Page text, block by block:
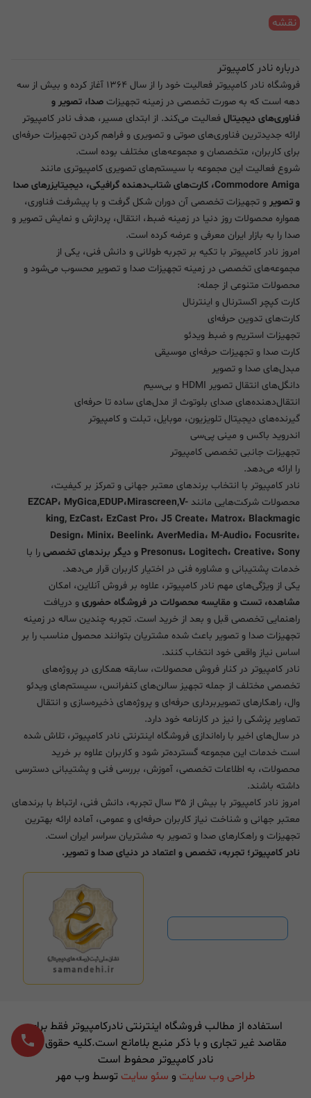
نقشه
درباره نادر کامپیوتر
فروشگاه نادر کامپیوتر فعالیت خود را از سال ۱۳۶۴ آغاز کرده و بیش از سه
دهه است که به صورت تخصصی در زمینه تجهیزات صدا، تصویر و
فناوری‌های دیجیتال فعالیت می‌کند. از ابتدای مسیر، هدف نادر کامپیوتر
ارائه جدیدترین فناوری‌های صوتی و تصویری و فراهم کردن تجهیزات حرفه‌ای
برای کاربران، متخصصان و مجموعه‌های مختلف بوده است.
شروع فعالیت این مجموعه با سیستم‌های تصویری کامپیوتری مانند
Commodore Amiga، کارت‌های شتاب‌دهنده گرافیکی، دیجیتایزرهای صدا
و تصویر و تجهیزات تخصصی آن دوران شکل گرفت و با پیشرفت فناوری،
همواره محصولات روز دنیا در زمینه ضبط، انتقال، پردازش و نمایش تصویر و
صدا را به بازار ایران معرفی و عرضه کرده است.
امروز نادر کامپیوتر با تکیه بر تجربه طولانی و دانش فنی، یکی از
مجموعه‌های تخصصی در زمینه تجهیزات صدا و تصویر محسوب می‌شود و
محصولات متنوعی از جمله:
کارت کپچر اکسترنال و اینترنال
کارت‌های تدوین حرفه‌ای
تجهیزات استریم و ضبط ویدئو
کارت صدا و تجهیزات حرفه‌ای موسیقی
مبدل‌های صدا و تصویر
دانگل‌های انتقال تصویر HDMI و بی‌سیم
انتقال‌دهنده‌های صدای بلوتوث از مدل‌های ساده تا حرفه‌ای
گیرنده‌های دیجیتال تلویزیون، موبایل، تبلت و کامپیوتر
اندروید باکس و مینی پی‌سی
تجهیزات جانبی تخصصی کامپیوتر
را ارائه می‌دهد.
نادر کامپیوتر با انتخاب برندهای معتبر جهانی و تمرکز بر کیفیت،
محصولات شرکت‌هایی مانند EZCAP، MyGica,EDUP،Mirascreen,V-
king, EzCast، EzCast Pro، J5 Create، Matrox، Blackmagic
Design، Minix، Beelink، AverMedia، M-Audio، Focusrite،
Presonus، Logitech، Creative، Sony و دیگر برندهای تخصصی
را با
خدمات پشتیبانی و مشاوره فنی در اختیار کاربران قرار می‌دهد.
یکی از ویژگی‌های مهم نادر کامپیوتر، علاوه بر فروش آنلاین، امکان
مشاهده، تست و مقایسه محصولات در فروشگاه حضوری و دریافت
راهنمایی تخصصی قبل و بعد از خرید است. تجربه چندین ساله در زمینه
تجهیزات صدا و تصویر باعث شده مشتریان بتوانند محصول مناسب را بر
اساس نیاز واقعی خود انتخاب کنند.
نادر کامپیوتر در کنار فروش محصولات، سابقه همکاری در پروژه‌های
تخصصی مختلف از جمله تجهیز سالن‌های کنفرانس، سیستم‌های ویدئو
وال، راهکارهای تصویربرداری حرفه‌ای و پروژه‌های ذخیره‌سازی و انتقال
تصاویر پزشکی را نیز در کارنامه خود دارد.
در سال‌های اخیر با راه‌اندازی فروشگاه اینترنتی نادر کامپیوتر، تلاش شده
است خدمات این مجموعه گسترده‌تر شود و کاربران علاوه بر خرید
محصولات، به اطلاعات تخصصی، آموزش، بررسی فنی و پشتیبانی دسترسی
داشته باشند.
امروز نادر کامپیوتر با بیش از ۳۵ سال تجربه، دانش فنی، ارتباط با برندهای
معتبر جهانی و شناخت نیاز کاربران حرفه‌ای و عمومی، آماده ارائه بهترین
تجهیزات و راهکارهای صدا و تصویر به مشتریان سراسر ایران است.
نادر کامپیوتر؛ تجربه، تخصص و اعتماد در دنیای صدا و تصویر.
استفاده از مطالب فروشگاه اینترنتی نادرکامپیوتر فقط برای
مقاصد غیر تجاری و با ذکر منبع بلامانع است.کلیه حقوق برای
نادر کامپیوتر محفوط است
طراحی وب سایت و سئو سایت توسط وب مهر